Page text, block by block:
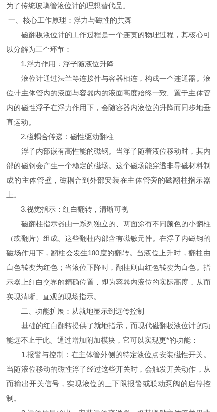
为了传统玻璃管液位计的理想替代品。
一、核心工作原理：浮力与磁性的共舞
磁翻板液位计的工作过程是一个连贯的物理过程，其核心可
以分解为三个环节：
1.浮力作用：浮子随液位升降
液位计通过法兰等连接件与容器相连，构成一个连通器。液
位计主体管内的液面与容器内的液面高度始终一致。置于主体管
内的磁性浮子在浮力作用下，会随容器内液位的升降而同步地垂
直运动。
2.磁耦合传递：磁性驱动翻柱
浮子内部嵌有高性能的磁钢。当浮子随着液位移动时，其内
部的磁钢会产生一个稳定的磁场。这个磁场能穿透非导磁材料制
成的主体管壁，磁耦合到外部安装在主体管旁的磁翻柱指示器
上。
3.视觉指示：红白翻转，清晰可视
磁翻柱指示器由一系列独立的、两面涂有不同颜色的小翻柱
（或翻片）组成。这些翻柱内部含有磁敏元件。在浮子内磁钢的
磁场作用下，翻柱会发生180度的翻转。当液位上升时，翻柱由
白色转变为红色；当液位下降时，翻柱则由红色转变为白色。指
示器上红白交界的精确位置，即为容器内液位的实际高度，从而
实现清晰、直观的现场指示。
二、功能扩展：从就地显示到远传控制
基础的红白翻转提供了就地指示，而现代磁翻板液位计的功
能远不止于此。通过增加附加模块，它可以实现更*的功能：
1.报警与控制：在主体管外侧的特定液位点安装磁性开关。
当随液位移动的磁性浮子经过这些开关时，会触发开关动作，从
而输出开关信号，实现液位的上下限报警或联动泵阀的启停控
制。